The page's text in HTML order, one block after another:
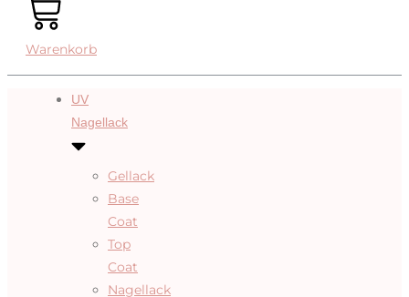
Warenkorb
UV
Nagellack
Gellack
Base
Coat
Top
Coat
Nagellack